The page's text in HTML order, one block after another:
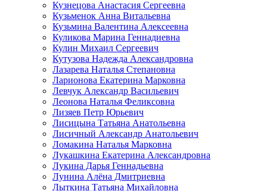
Кузнецова Анастасия Сергеевна
Кузьменок Анна Витальевна
Кузьмина Валентина Алексеевна
Куликова Марина Геннадиевна
Кулин Михаил Сергеевич
Кутузова Надежда Александровна
Лазарева Наталья Степановна
Ларионова Екатерина Марковна
Левчук Александр Васильевич
Леонова Наталья Феликсовна
Лизяев Петр Юрьевич
Лисицына Татьяна Анатольевна
Лисичный Александр Анатольевич
Ломакина Наталья Марковна
Лукашкина Екатерина Александровна
Лукина Дарья Геннадьевна
Лунина Алёна Дмитриевна
Лыткина Татьяна Михайловна